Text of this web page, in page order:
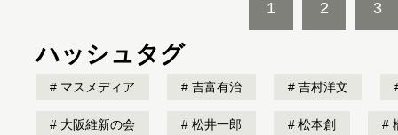
1 2 3
ハッシュタグ
マスメディア 吉富有治 吉村洋文
大阪維新の会 松井一郎 松本創